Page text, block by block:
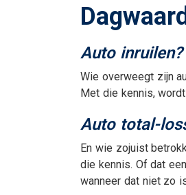
Auto inruilen?
Wie overweegt zijn
Met die kennis,
Auto total-
En wie zojuist
die kennis. Of dat
wanneer dat niet zo